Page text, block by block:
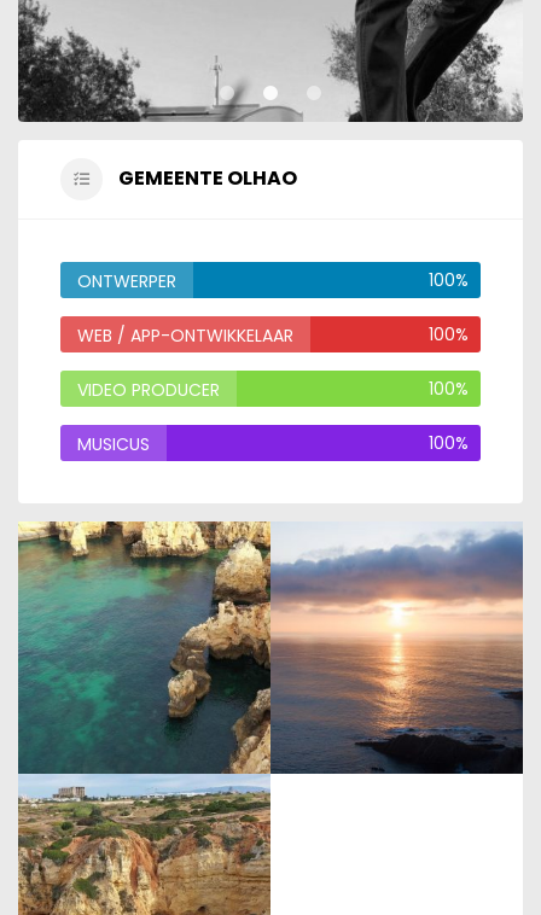
GEMEENTE OLHAO
ONTWERPER 100%
WEB / APP-ONTWIKKELAAR 100%
VIDEO PRODUCER 100%
MUSICUS 100%